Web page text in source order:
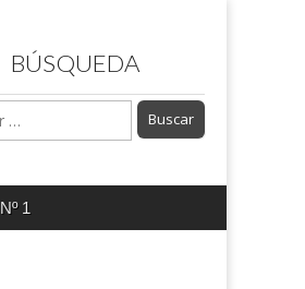
BÚSQUEDA
Nº 1